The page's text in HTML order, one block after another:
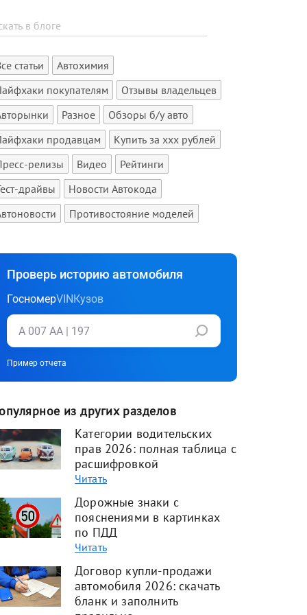
статьи
Автохимия
покупателям
Отзывы владельцев
Разное
Обзоры б/у авто
продавцам
Купить за xxx рублей
релизы
Видео
Рейтинги
драйвы
Новости Автокода
Противостояние моделей
Проверь историю автомобиля
ГосномерVINКузов
Пример отчета
из других разделов
Категории водительских
прав 2026: полная таблица с
расшифровкой
Читать
Дорожные знаки с
пояснениями в картинках
по ПДД
Читать
Договор купли-продажи
автомобиля 2026: скачать
бланк и заполнить